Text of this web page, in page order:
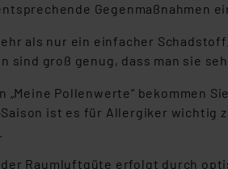
Gegenmaßnahmen
als nur ein einfacher
sind groß genug, dass man sie
„Meine Pollenwerte“ bekommen
ist es für Allergiker wichtig
Raumluftgüte erfolgt durch